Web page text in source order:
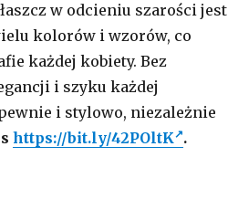
w odcieniu szarości jest
kolorów i wzorów, co
każdej kobiety. Bez
i szyku każdej
i stylowo, niezależnie
https://bit.ly/42POltK .